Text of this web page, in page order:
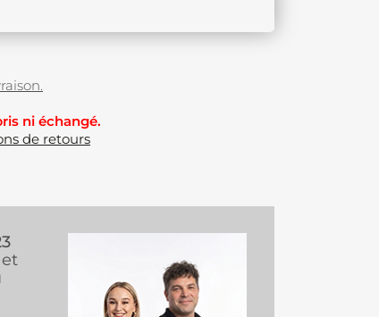
ni échangé.
de retours
et